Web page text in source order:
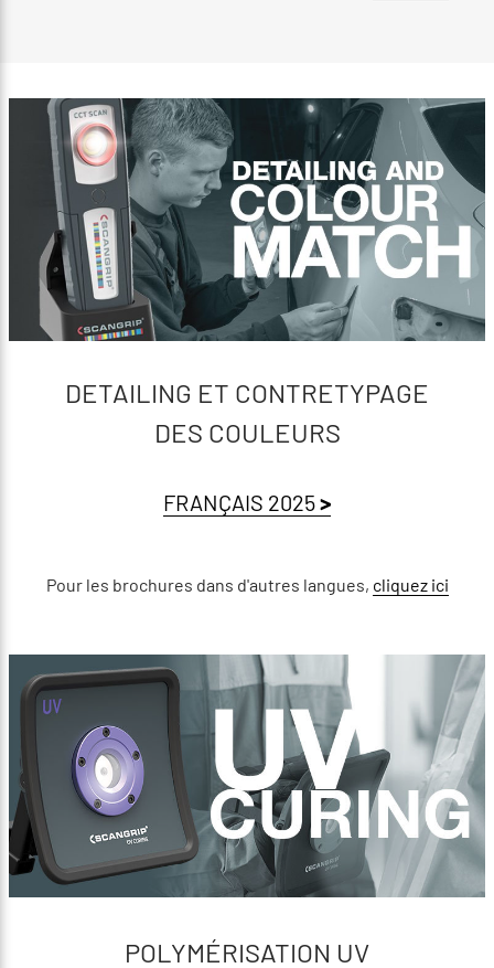
DETAILING ET CONTRETYPAGE
DES COULEURS
FRANÇAIS 2025>
Pour les brochures dans d'autres langues, cliquez ici
POLYMÉRISATION UV